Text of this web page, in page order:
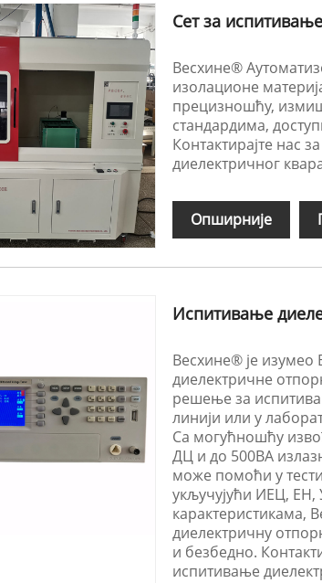
Сет за
Весхине®
изолационе
прецизношћу,
стандардима,
Контактирајте нас
диелектричног
Опширније
Испитивање
Весхине® је изумео
диелектричне
решење за
линији или у
Са могућношћу
ДЦ и до 500ВА
може помоћи у
укључујући ИЕЦ,
карактеристикама,
диелектричну
и безбедно.
испитивање